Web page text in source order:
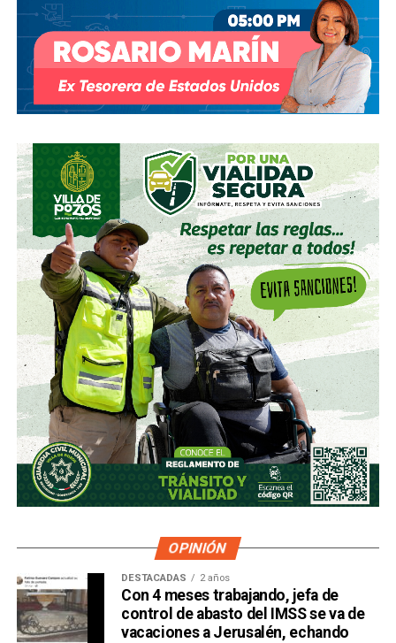
OPINIÓN
DESTACADAS 2 años
Con 4 meses trabajando, jefa de
control de abasto del IMSS se va de
vacaciones a Jerusalén, echando